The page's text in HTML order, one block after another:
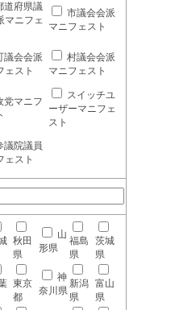
道府県議
マニフェ
市議会会派
マニフェスト
議会会派
ェスト
村議会会派
マニフェスト
党マニフ
スイッチユ
ーザーマニフェ
スト
議院議員
ェスト
秋田
県
山
形県
福島
県
茨城
県
東京
都
神
奈川県
新潟
県
富山
県